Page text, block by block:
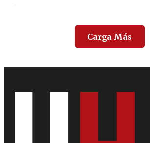
Carga Más